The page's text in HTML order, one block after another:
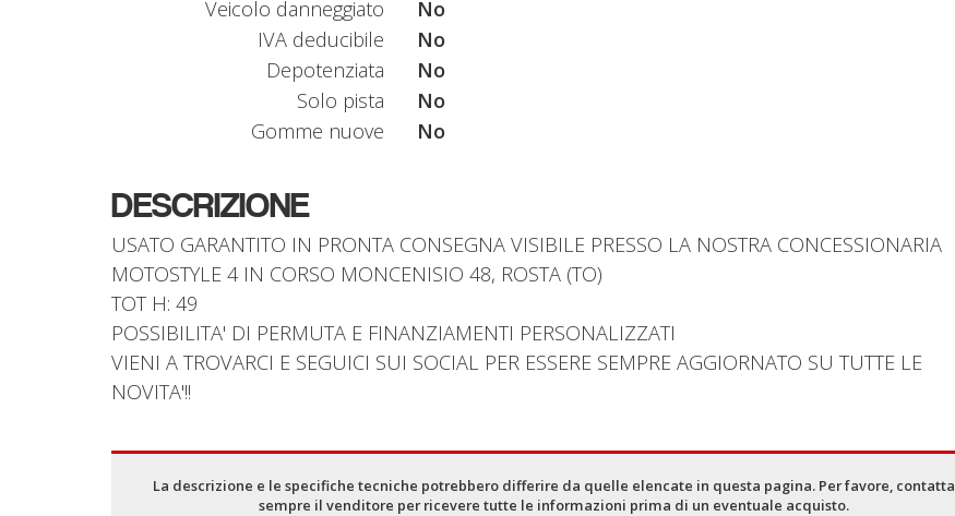
Veicolo danneggiato
No
IVA deducibile
No
Depotenziata
No
Solo pista
No
Gomme nuove
No
DESCRIZIONE
USATO GARANTITO IN PRONTA CONSEGNA VISIBILE PRESSO LA NOSTRA CONCESSIONARIA
MOTOSTYLE 4 IN CORSO MONCENISIO 48, ROSTA (TO)
TOT H: 49
POSSIBILITA' DI PERMUTA E FINANZIAMENTI PERSONALIZZATI
VIENI A TROVARCI E SEGUICI SUI SOCIAL PER ESSERE SEMPRE AGGIORNATO SU TUTTE LE
NOVITA'!!
La descrizione e le specifiche tecniche potrebbero differire da quelle elencate in questa pagina. Per favore, contatta
sempre il venditore per ricevere tutte le informazioni prima di un eventuale acquisto.